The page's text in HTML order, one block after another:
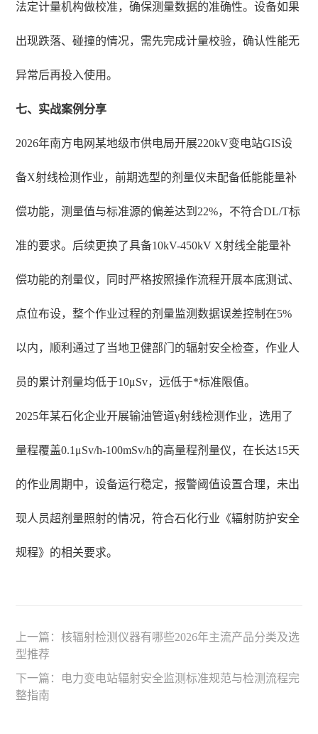
法定计量机构做校准，确保测量数据的准确性。设备如果
出现跌落、碰撞的情况，需先完成计量校验，确认性能无
异常后再投入使用。
七、实战案例分享
2026年南方电网某地级市供电局开展220kV变电站GIS设
备X射线检测作业，前期选型的剂量仪未配备低能能量补
偿功能，测量值与标准源的偏差达到22%，不符合DL/T标
准的要求。后续更换了具备10kV-450kV X射线全能量补
偿功能的剂量仪，同时严格按照操作流程开展本底测试、
点位布设，整个作业过程的剂量监测数据误差控制在5%
以内，顺利通过了当地卫健部门的辐射安全检查，作业人
员的累计剂量均低于10μSv，远低于*标准限值。
2025年某石化企业开展输油管道γ射线检测作业，选用了
量程覆盖0.1μSv/h-100mSv/h的高量程剂量仪，在长达15天
的作业周期中，设备运行稳定，报警阈值设置合理，未出
现人员超剂量照射的情况，符合石化行业《辐射防护安全
规程》的相关要求。
上一篇：核辐射检测仪器有哪些2026年主流产品分类及选
型推荐
下一篇： 电力变电站辐射安全监测标准规范与检测流程完
整指南